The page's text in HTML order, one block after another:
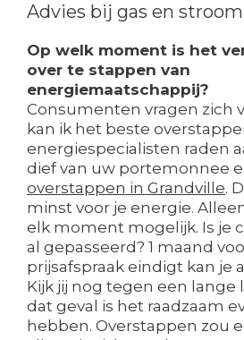
Advies bij gas en
Op welk moment is het
over te stappen van
energiemaatschappij?
Consumenten vragen zich
kan ik het beste
energiespecialisten raden
dief van uw portemonnee
overstappen in Grandville.
minst voor je energie.
elk moment mogelijk. Is je
al gepasseerd? 1 maand
prijsafspraak eindigt kan je
Kijk jij nog tegen een lange
dat geval is het raadzaam
hebben. Overstappen zou